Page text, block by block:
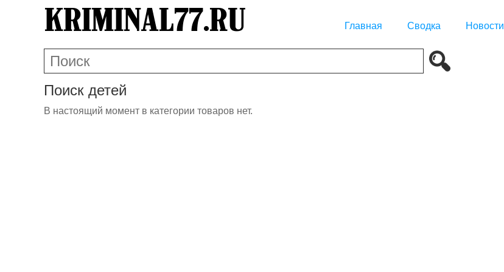
Главная Сводка Новости
Поиск детей
В настоящий момент в категории товаров нет.